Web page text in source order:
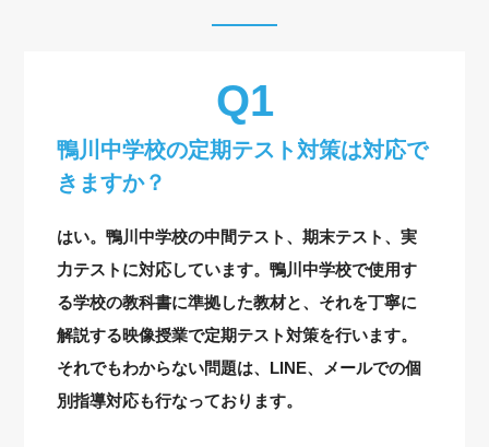
鴨川中学校の定期テスト対策は対応で
きますか？
はい。鴨川中学校の中間テスト、期末テスト、実
力テストに対応しています。鴨川中学校で使用す
る学校の教科書に準拠した教材と、それを丁寧に
解説する映像授業で定期テスト対策を行います。
それでもわからない問題は、LINE、メールでの個
別指導対応も行なっております。